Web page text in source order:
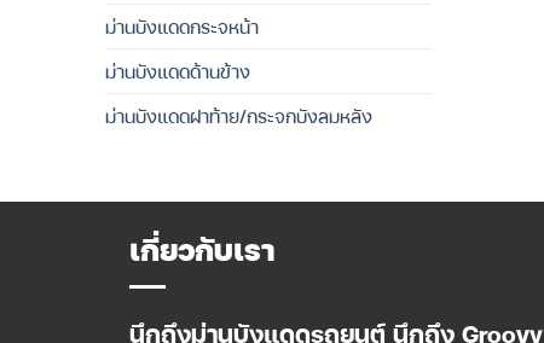
ม่านบังแดดกระจหน้า
ม่านบังแดดด้านข้าง
ม่านบังแดดฝาท้าย/กระจกบังลมหลัง
เกี่ยวกับเรา
นึกถึงม่านบังแดดรถยนต์ นึกถึง Groovy